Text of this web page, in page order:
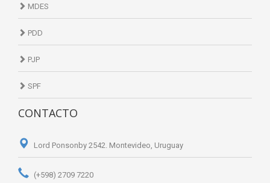
MDES
PDD
PJP
SPF
CONTACTO
Lord Ponsonby 2542. Montevideo, Uruguay
(+598) 2709 7220